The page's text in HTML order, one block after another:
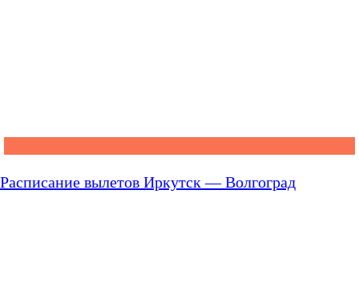
Расписание вылетов Иркутск — Волгоград